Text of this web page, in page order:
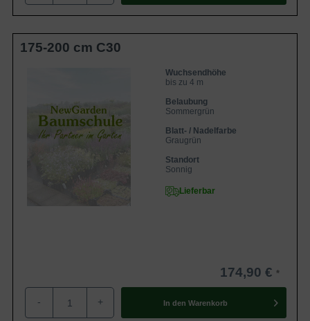
175-200 cm C30
Wuchsendhöhe
bis zu 4 m
Belaubung
Sommergrün
Blatt- / Nadelfarbe
Graugrün
Standort
Sonnig
Lieferbar
174,90 €
- + In den Warenkorb